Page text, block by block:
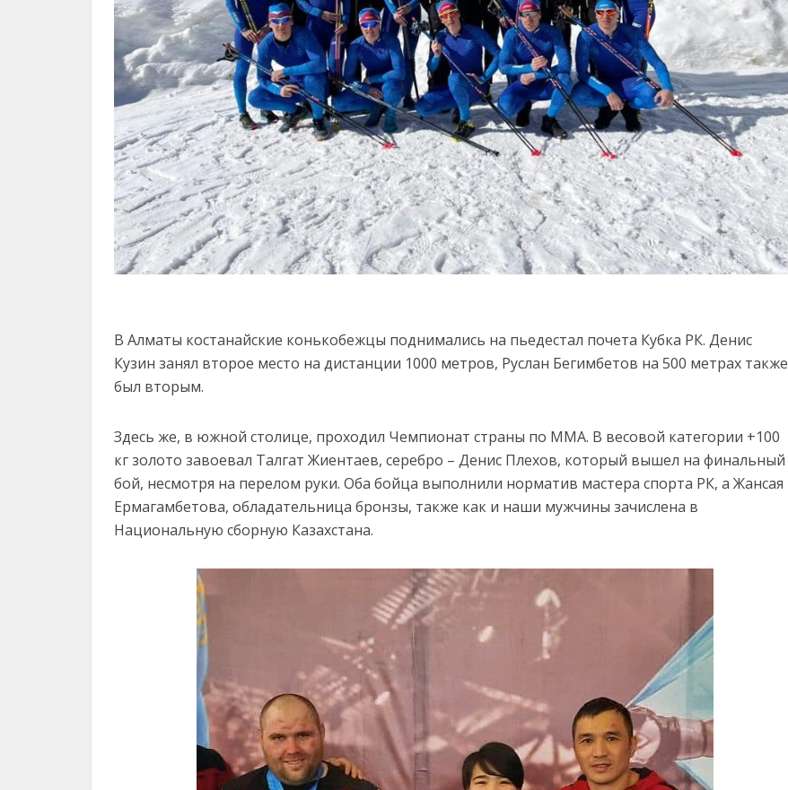
В Алматы костанайские конькобежцы поднимались на пьедестал почета Кубка РК. Денис
Кузин занял второе место на дистанции 1000 метров, Руслан Бегимбетов на 500 метрах также
был вторым.
Здесь же, в южной столице, проходил Чемпионат страны по ММА. В весовой категории +100
кг золото завоевал Талгат Жиентаев, серебро – Денис Плехов, который вышел на финальный
бой, несмотря на перелом руки. Оба бойца выполнили норматив мастера спорта РК, а Жансая
Ермагамбетова, обладательница бронзы, также как и наши мужчины зачислена в
Национальную сборную Казахстана.